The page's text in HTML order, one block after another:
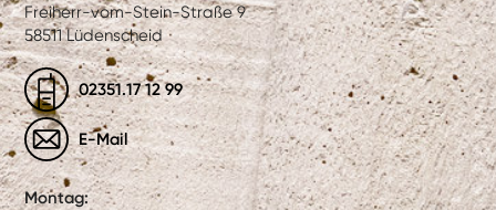
Freiherr-vom-Stein-Straße 9
58511 Lüdenscheid
02351.17 12 99
E-Mail
Montag: